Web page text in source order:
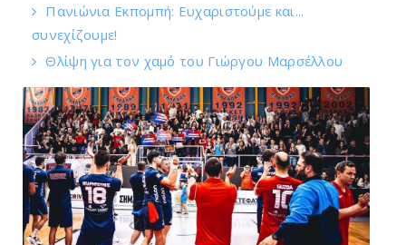
Πανιώνια Εκπομπή: Eυχαριστούμε και...
συνεχίζουμε!
Θλίψη για τον χαμό του Γιώργου Mαρσέλλου